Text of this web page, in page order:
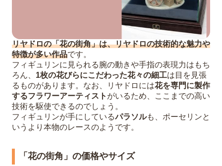
リヤドロの「花の街角」は、リヤドロの技術的な魅力や
特徴が多い作品です。
フィギュリンに見られる腕の動きや手指の表現力はもち
ろん、 1枚の花びらにこだわった花々の細工は目を見張
るものがあります。なお、リヤドロには花を専門に製作
するフラワーアーティスト がいるため、ここまでの高い
技術を駆使できるのでしょう。
フィギュリンが手にしているパラソルも、ポーセリンと
いうより本物のレースのようです。
「花の街角」の価格やサイズ